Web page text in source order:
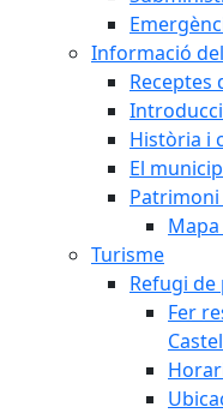
Informació
Receptes
Història i
El
Turisme
Refugi
Fer